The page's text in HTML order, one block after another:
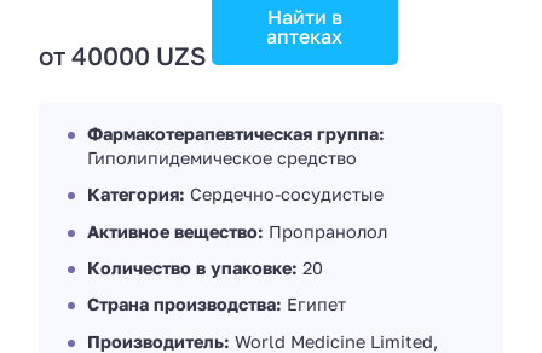
от 40000 UZS
Найти в
аптеках
Фармакотерапевтическая группа:
Гиполипидемическое средство
Категория: Сердечно-сосудистые
Активное вещество: Пропранолол
Количество в упаковке: 20
Страна производства: Египет
Производитель: World Medicine Limited,